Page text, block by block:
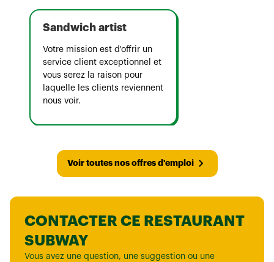
Sandwich artist
Votre mission est d'offrir un
service client exceptionnel et
vous serez la raison pour
laquelle les clients reviennent
nous voir.
Voir toutes nos offres d'emploi
CONTACTER CE RESTAURANT
SUBWAY
Vous avez une question, une suggestion ou une